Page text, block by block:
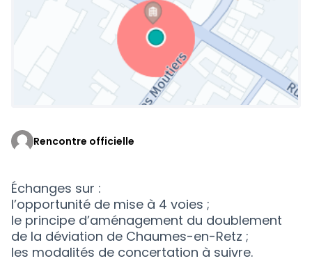
(Nouvelle fenêtre)
Rencontre officielle
Échanges sur :
l’opportunité de mise à 4 voies ;
le principe d’aménagement du doublement
de la déviation de Chaumes-en-Retz ;
les modalités de concertation à suivre.